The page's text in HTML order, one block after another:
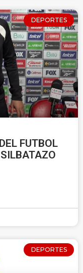
DEPORTES
FUTBOL
DEPORTES